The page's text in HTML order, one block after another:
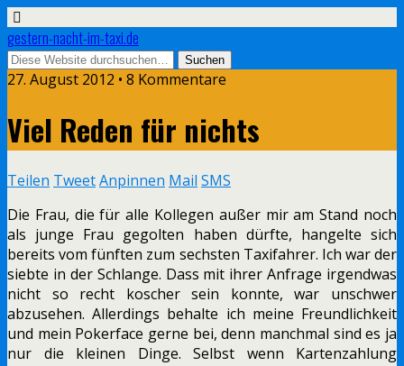
gestern-nacht-im-taxi.de
27. August 2012 • 8 Kommentare
Viel Reden für nichts
Teilen TweetAnpinnen Mail SMS
Die Frau, die für alle Kollegen außer mir am Stand noch
als junge Frau gegolten haben dürfte, hangelte sich
bereits vom fünften zum sechsten Taxifahrer. Ich war der
siebte in der Schlange. Dass mit ihrer Anfrage irgendwas
nicht so recht koscher sein konnte, war unschwer
abzusehen. Allerdings behalte ich meine Freundlichkeit
und mein Pokerface gerne bei, denn manchmal sind es ja
nur die kleinen Dinge. Selbst wenn Kartenzahlung